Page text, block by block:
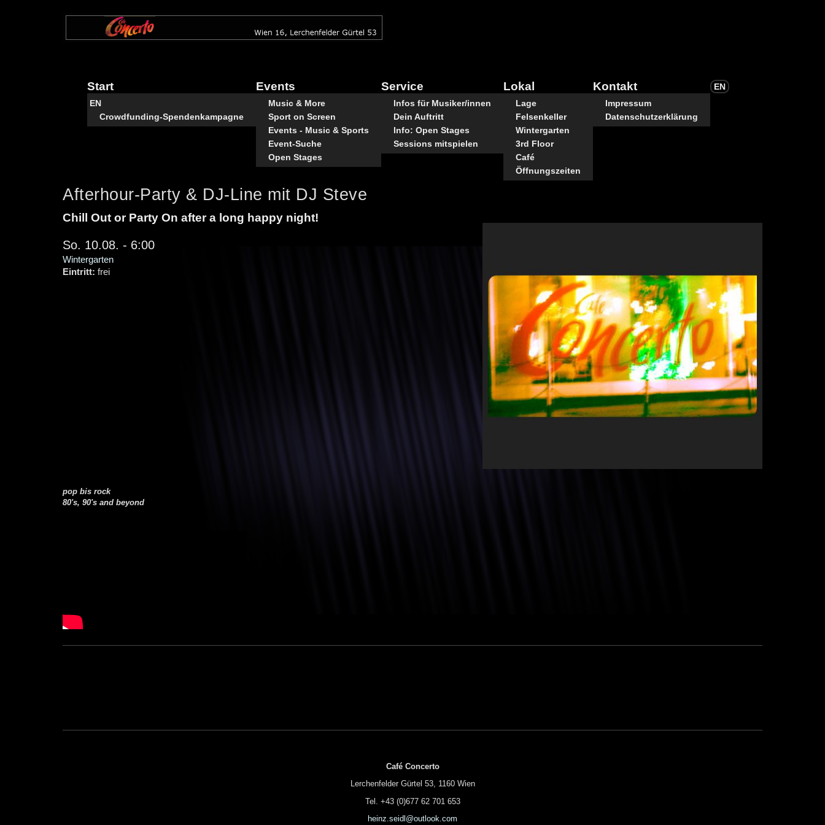
Start
EN
Crowdfunding-Spendenkampagne
Events
Music & More
Sport on Screen
Events - Music & Sports
Event-Suche
Open Stages
Service
Infos für Musiker/innen
Dein Auftritt
Info: Open Stages
Sessions mitspielen
Lokal
Lage
Felsenkeller
Wintergarten
3rd Floor
Café
Öffnungszeiten
Kontakt
Impressum
Datenschutzerklärung
EN
Afterhour-Party & DJ-Line mit DJ Steve
Chill Out or Party On after a long happy night!
So. 10.08. - 6:00
Wintergarten
Eintritt: frei
pop bis rock
80's, 90's and beyond
Café Concerto
Lerchenfelder Gürtel 53, 1160 Wien
Tel. +43 (0)677 62 701 653
heinz.seidl@outlook.com